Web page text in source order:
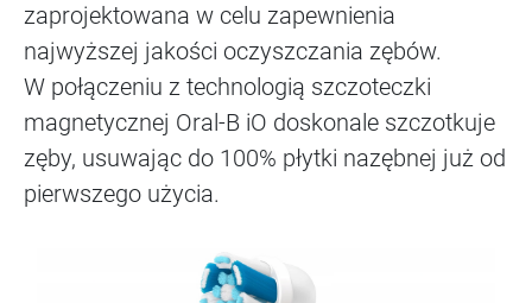
zaprojektowana w celu zapewnienia
najwyższej jakości oczyszczania zębów.
W połączeniu z technologią szczoteczki
magnetycznej Oral-B iO doskonale szczotkuje
zęby, usuwając do 100% płytki nazębnej już od
pierwszego użycia.